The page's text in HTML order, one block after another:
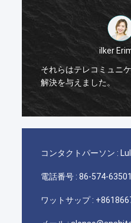
ケーションの完全な
イ
す
コンタクトパーソン :
電話番号 : 86-574-
ワットサップ :